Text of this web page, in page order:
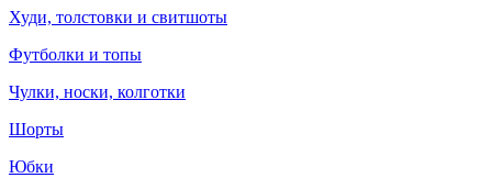
Худи, толстовки и свитшоты
Футболки и топы
Чулки, носки, колготки
Шорты
Юбки